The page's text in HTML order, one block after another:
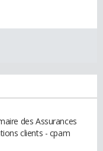
des Assurances
clients - cpam